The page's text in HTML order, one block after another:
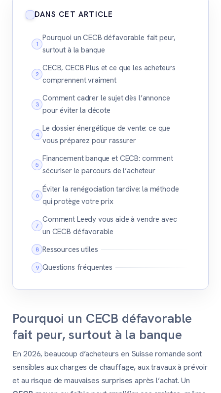
DANS CET ARTICLE
Pourquoi un CECB défavorable fait peur,
surtout à la banque
CECB, CECB Plus et ce que les acheteurs
comprennent vraiment
Comment cadrer le sujet dès l’annonce
pour éviter la décote
Le dossier énergétique de vente: ce que
vous préparez pour rassurer
Financement banque et CECB: comment
sécuriser le parcours de l’acheteur
Éviter la renégociation tardive: la méthode
qui protège votre prix
Comment Leedy vous aide à vendre avec
un CECB défavorable
Ressources utiles
Questions fréquentes
Pourquoi un CECB défavorable
fait peur, surtout à la banque
En 2026, beaucoup d’acheteurs en Suisse romande sont
sensibles aux charges de chauffage, aux travaux à prévoir
et au risque de mauvaises surprises après l’achat. Un